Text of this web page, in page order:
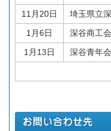
11月20日
埼玉県立
1月6日
深谷商工
1月13日
深谷青年